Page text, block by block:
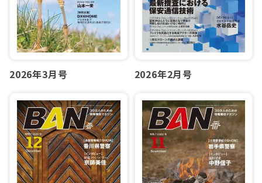
2026年3月号 2026年2月号